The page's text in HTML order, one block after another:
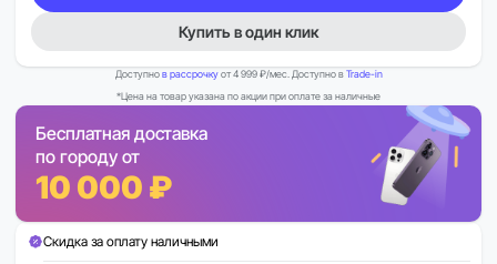
Купить в один клик
Доступнов рассрочкуот 4 999 ₽/мес. Доступно вTrade-in
*Цена на товар указана по акции при оплате за наличные
Бесплатная доставка
по городу от
10 000 ₽
Скидка за оплату наличными